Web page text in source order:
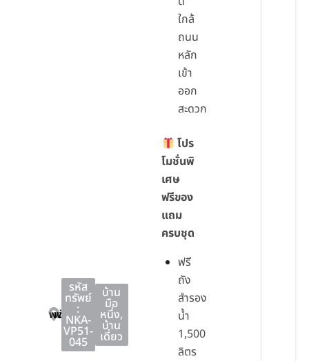
พนัสนิคม
พนัสนิคม
ชลบุรี
รหัส
ทรัพย์
:
NKA-
VP51-
045
บ้าน
มือ
หนึ่ง,
บ้าน
เดี่ยว
ใกล้
ถนน
หลัก
เข้า
ออก
สะดวก
โปร
โมชั่นพิ
เศษ
ฟรีของ
แถม
ครบชุด
ฟรี
ถัง
สำรอง
น้ำ
1,500
ลิตร